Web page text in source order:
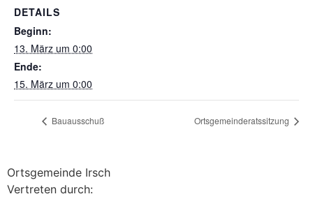
DETAILS
Beginn:
13. März um 0:00
Ende:
15. März um 0:00
Bauausschuß Ortsgemeinderatssitzung
Ortsgemeinde Irsch
Vertreten durch: